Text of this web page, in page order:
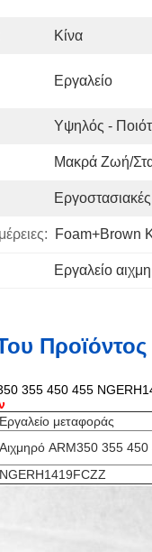
Κίνα
Εργαλείο
Υψηλός -
Μακρά Ζωή/
Foam+Brown
Εργαλείο
Προϊόντος
355 450 455
Εργαλείο μεταφοράς
Αιχμηρό ARM350 355
NGERH1419FCZZ